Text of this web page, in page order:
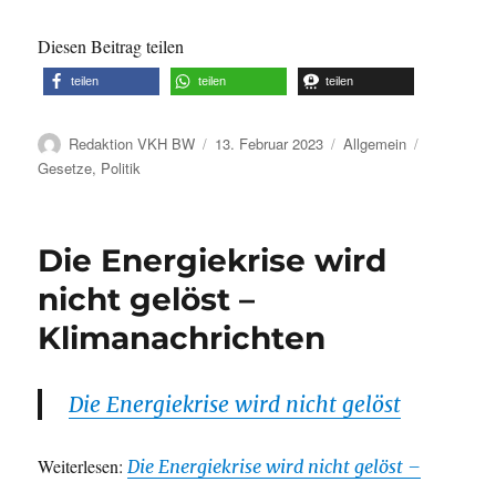
Diesen Beitrag teilen
teilen teilen teilen
Autor
Redaktion VKH BW
Veröffentlicht
13. Februar 2023 Kategorien
Allgemein
Gesetze, Politik
Die Energiekrise wird
nicht gelöst –
Klimanachrichten
Die Energiekrise wird nicht gelöst
Weiterlesen:Die Energiekrise wird nicht gelöst –